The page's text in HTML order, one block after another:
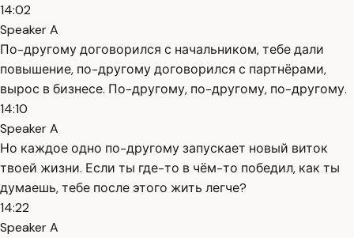
14:02
Speaker A
По-другому договорился с начальником, тебе дали
повышение, по-другому договорился с партнёрами,
вырос в бизнесе. По-другому, по-другому, по-другому.
14:10
Speaker A
Но каждое одно по-другому запускает новый виток
твоей жизни. Если ты где-то в чём-то победил, как ты
думаешь, тебе после этого жить легче?
14:22
Speaker A